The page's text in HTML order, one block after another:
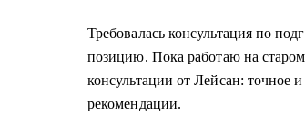
Требовалась консультация по
позицию. Пока работаю на
консультации от Лейсан: точное
рекомендации.